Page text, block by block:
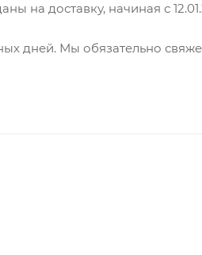
на доставку, начиная с
дней. Мы обязательно